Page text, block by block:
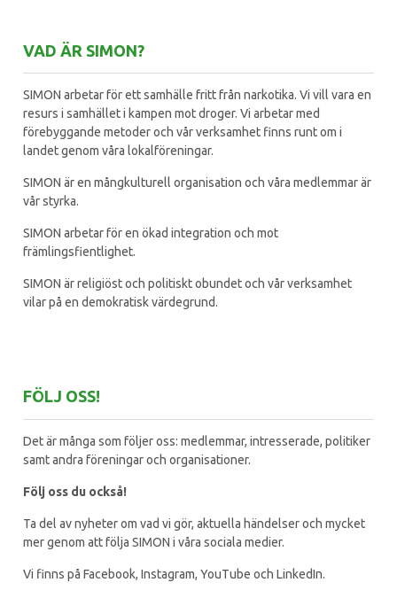
VAD ÄR SIMON?
SIMON arbetar för ett samhälle fritt från narkotika. Vi vill vara en
resurs i samhället i kampen mot droger. Vi arbetar med
förebyggande metoder och vår verksamhet finns runt om i
landet genom våra lokalföreningar.
SIMON är en mångkulturell organisation och våra medlemmar är
vår styrka.
SIMON arbetar för en ökad integration och mot
främlingsfientlighet.
SIMON är religiöst och politiskt obundet och vår verksamhet
vilar på en demokratisk värdegrund.
FÖLJ OSS!
Det är många som följer oss: medlemmar, intresserade, politiker
samt andra föreningar och organisationer.
Följ oss du också!
Ta del av nyheter om vad vi gör, aktuella händelser och mycket
mer genom att följa SIMON i våra sociala medier.
Vi finns på Facebook, Instagram, YouTube och LinkedIn.